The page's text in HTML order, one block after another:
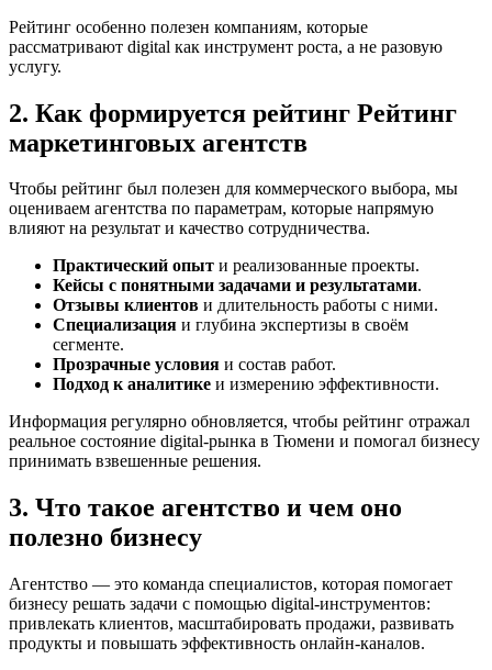
Рейтинг особенно полезен компаниям, которые
рассматривают digital как инструмент роста, а не разовую
услугу.
2. Как формируется рейтинг Рейтинг
маркетинговых агентств
Чтобы рейтинг был полезен для коммерческого выбора, мы
оцениваем агентства по параметрам, которые напрямую
влияют на результат и качество сотрудничества.
Практический опыт и реализованные проекты.
Кейсы с понятными задачами и результатами.
Отзывы клиентов и длительность работы с ними.
Специализация и глубина экспертизы в своём
сегменте.
Прозрачные условия и состав работ.
Подход к аналитике и измерению эффективности.
Информация регулярно обновляется, чтобы рейтинг отражал
реальное состояние digital-рынка в Тюмени и помогал бизнесу
принимать взвешенные решения.
3. Что такое агентство и чем оно
полезно бизнесу
Агентство — это команда специалистов, которая помогает
бизнесу решать задачи с помощью digital-инструментов:
привлекать клиентов, масштабировать продажи, развивать
продукты и повышать эффективность онлайн-каналов.